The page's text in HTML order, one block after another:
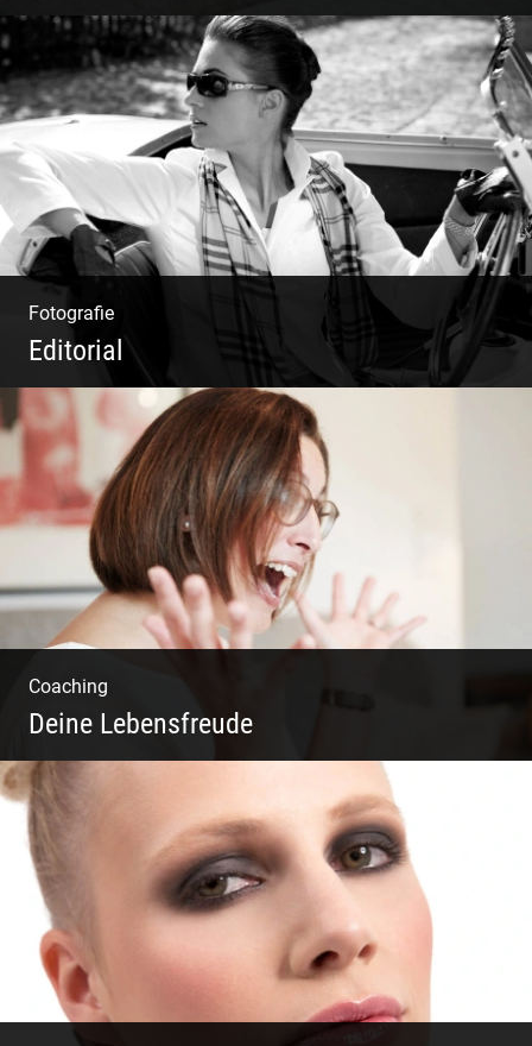
Fotografie, Marketing & Design
Fotografie
Editorial
Klassische Editorials
Coaching
Deine Lebensfreude
Einzel Coaching – Wir erobern DEIN Leben
zurück